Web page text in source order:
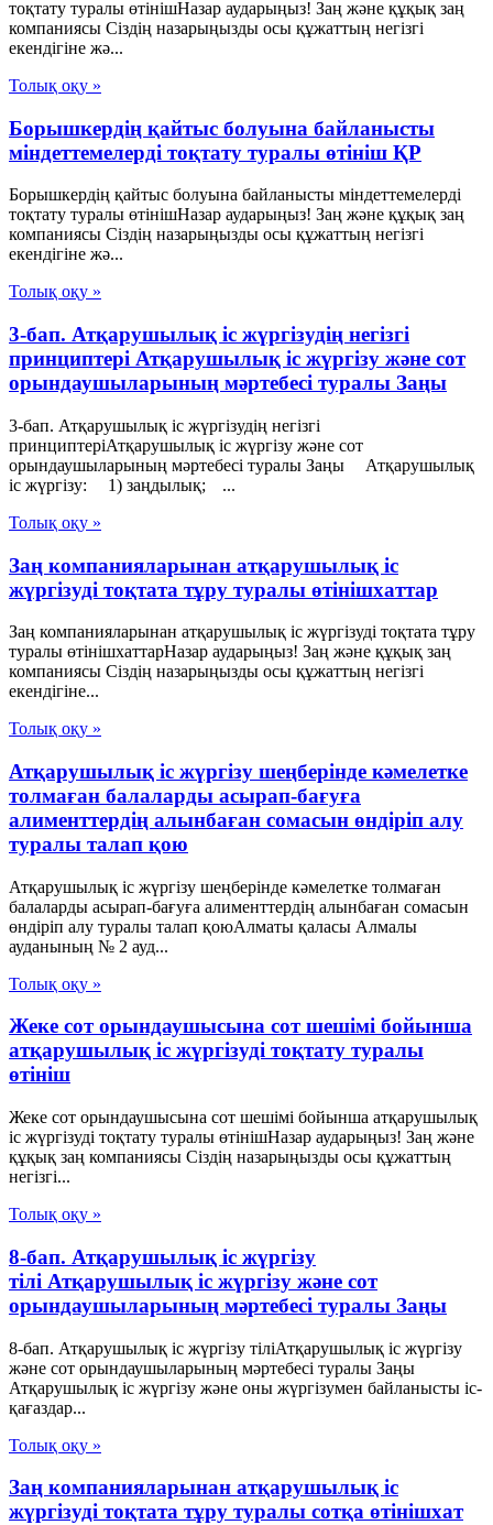
тоқтату туралы өтінішНазар аударыңыз! Заң және құқық заң
компаниясы Сіздің назарыңызды осы құжаттың негізгі
екендігіне жә...
Толық оқу »
Борышкердің қайтыс болуына байланысты
міндеттемелерді тоқтату туралы өтініш ҚР
Борышкердің қайтыс болуына байланысты міндеттемелерді
тоқтату туралы өтінішНазар аударыңыз! Заң және құқық заң
компаниясы Сіздің назарыңызды осы құжаттың негізгі
екендігіне жә...
Толық оқу »
3-бап. Атқарушылық iс жүргiзудің негізгі
принциптері Атқарушылық iс жүргiзу және сот
орындаушыларының мәртебесi туралы Заңы
3-бап. Атқарушылық iс жүргiзудің негізгі
принциптеріАтқарушылық iс жүргiзу және сот
орындаушыларының мәртебесi туралы Заңы Атқарушылық
iс жүргiзу: 1) заңдылық; ...
Толық оқу »
Заң компанияларынан атқарушылық іс
жүргізуді тоқтата тұру туралы өтінішхаттар
Заң компанияларынан атқарушылық іс жүргізуді тоқтата тұру
туралы өтінішхаттарНазар аударыңыз! Заң және құқық заң
компаниясы Сіздің назарыңызды осы құжаттың негізгі
екендігіне...
Толық оқу »
Атқарушылық іс жүргізу шеңберінде кәмелетке
толмаған балаларды асырап-бағуға
алименттердің алынбаған сомасын өндіріп алу
туралы талап қою
Атқарушылық іс жүргізу шеңберінде кәмелетке толмаған
балаларды асырап-бағуға алименттердің алынбаған сомасын
өндіріп алу туралы талап қоюАлматы қаласы Алмалы
ауданының № 2 ауд...
Толық оқу »
Жеке сот орындаушысына сот шешімі бойынша
атқарушылық іс жүргізуді тоқтату туралы
өтініш
Жеке сот орындаушысына сот шешімі бойынша атқарушылық
іс жүргізуді тоқтату туралы өтінішНазар аударыңыз! Заң және
құқық заң компаниясы Сіздің назарыңызды осы құжаттың
негізгі...
Толық оқу »
8-бап. Атқарушылық iс жүргiзу
тілі Атқарушылық iс жүргiзу және сот
орындаушыларының мәртебесi туралы Заңы
8-бап. Атқарушылық iс жүргiзу тіліАтқарушылық iс жүргiзу
және сот орындаушыларының мәртебесi туралы Заңы
Атқарушылық іс жүргізу және оны жүргізумен байланысты іс-
қағаздар...
Толық оқу »
Заң компанияларынан атқарушылық іс
жүргізуді тоқтата тұру туралы сотқа өтінішхат